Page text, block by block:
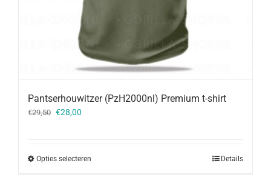
Pantserhouwitzer (PzH2000nl) Premium t-shirt
€29,50 Oorspronkelijke
€28,00
Opties selecteren Details